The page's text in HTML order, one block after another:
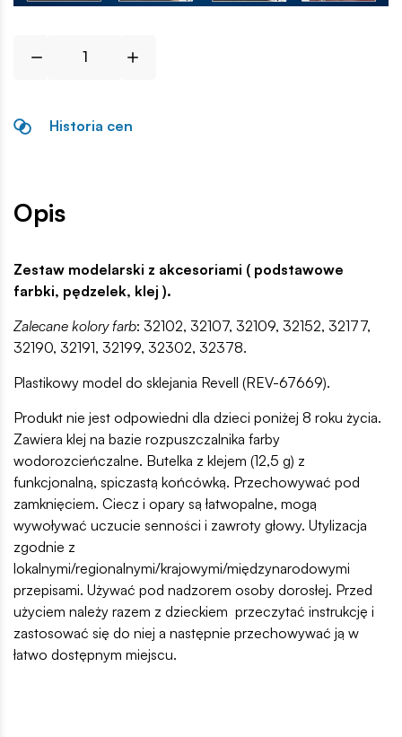
Historia cen
Opis
Zestaw modelarski z akcesoriami ( podstawowe
farbki, pędzelek, klej ).
Zalecane kolory farb: 32102, 32107, 32109, 32152, 32177,
32190, 32191, 32199, 32302, 32378.
Plastikowy model do sklejania Revell (REV-67669).
Produkt nie jest odpowiedni dla dzieci poniżej 8 roku życia.
Zawiera klej na bazie rozpuszczalnika farby
wodorozcieńczalne. Butelka z klejem (12,5 g) z
funkcjonalną, spiczastą końcówką. Przechowywać pod
zamknięciem. Ciecz i opary są łatwopalne, mogą
wywoływać uczucie senności i zawroty głowy. Utylizacja
zgodnie z
lokalnymi/regionalnymi/krajowymi/międzynarodowymi
przepisami. Używać pod nadzorem osoby dorosłej. Przed
użyciem należy razem z dzieckiem przeczytać instrukcję i
zastosować się do niej a następnie przechowywać ją w
łatwo dostępnym miejscu.